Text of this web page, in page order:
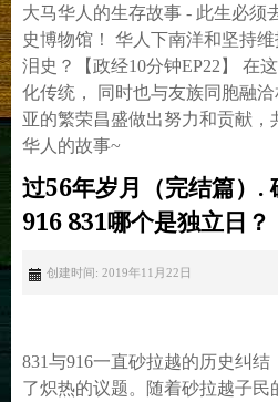
大马华人的生存故事 - 此生必须
史博物馆！ 华人下南洋和坚持
泪史？【政经10分钟EP22】 在
化传统， 同时也与友族同胞融
亚的繁荣昌盛做出努力和贡献，
华人的故事~
过56年岁月（完结篇）.
916 831哪个是独立日？
创建时间: 2019年11月22日
831与916一直砂拉越的历史纠结
了炽热的议题。随着砂拉越子民